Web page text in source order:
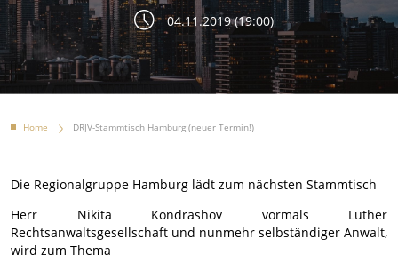
04.11.2019 (19:00)
Home DRJV-Stammtisch Hamburg (neuer Termin!)
Die Regionalgruppe Hamburg lädt zum nächsten Stammtisch
Herr Nikita Kondrashov vormals Luther
Rechtsanwaltsgesellschaft und nunmehr selbständiger Anwalt,
wird zum Thema